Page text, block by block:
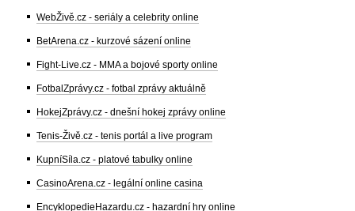
WebŽivě.cz - seriály a celebrity online
BetArena.cz - kurzové sázení online
Fight-Live.cz - MMA a bojové sporty online
FotbalZprávy.cz - fotbal zprávy aktuálně
HokejZprávy.cz - dnešní hokej zprávy online
Tenis-Živě.cz - tenis portál a live program
KupníSíla.cz - platové tabulky online
CasinoArena.cz - legální online casina
EncyklopedieHazardu.cz - hazardní hry online